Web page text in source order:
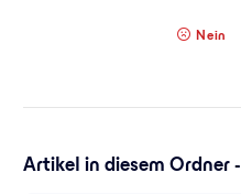
Nein
Artikel in diesem Ordner -